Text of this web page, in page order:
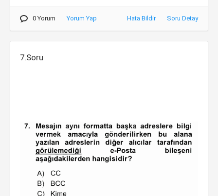
0 Yorum Yorum Yap Hata Bildir Soru Detay
7.Soru